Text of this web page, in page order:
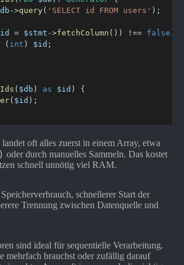
->query( 'SELECT id FROM users' ) ;
= $stmt ->fetchColumn ( ) ) !== false )
( int ) $id ;
( $db ) as $id )
{
( $id ) ;
oft alles zuerst in einem Array, etwa
oder durch manuelles Sammeln. Das kostet
schnell unnötig viel RAM.
schnellerer Start der
Trennung zwischen Datenquelle und
sind ideal für sequentielle Verarbeitung.
mehrfach brauchst oder zufällig darauf